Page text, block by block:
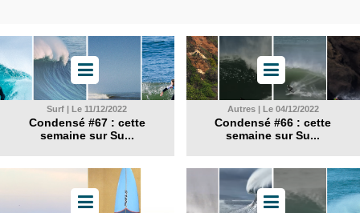
Surf | Le 11/12/2022
Condensé #67 : cette
semaine sur Su...
Autres | Le 04/12/2022
Condensé #66 : cette
semaine sur Su...